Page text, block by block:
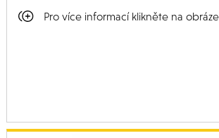
Pro více informací klikněte na